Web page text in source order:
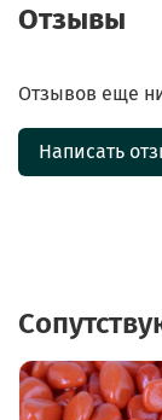
Отзывы
Отзывов еще
Написать